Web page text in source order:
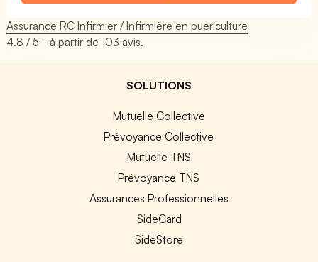
Assurance RC Infirmier / Infirmière en puériculture
4.8 / 5 - à partir de103 avis.
SOLUTIONS
Mutuelle Collective
Prévoyance Collective
Mutuelle TNS
Prévoyance TNS
Assurances Professionnelles
SideCard
SideStore